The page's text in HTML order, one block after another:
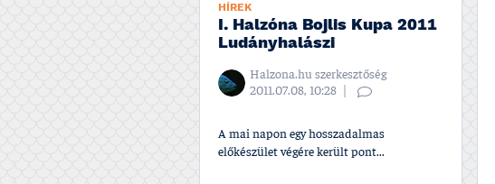
HÍREK
I. Halzóna Bojlis Kupa 2011
Ludányhalászi
Halzona.hu szerkesztőség
2011.07.08, 10:28
A mai napon egy hosszadalmas
előkészület végére került pont...